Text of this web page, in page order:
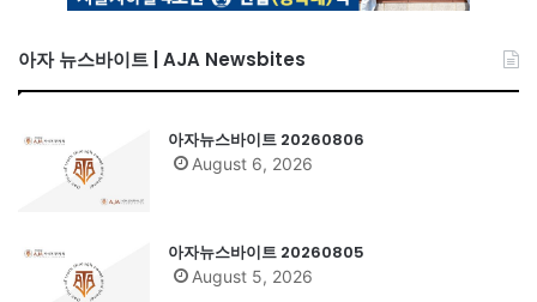
아자 뉴스바이트 | AJA Newsbites
아자뉴스바이트 20260806
August 6, 2026
아자뉴스바이트 20260805
August 5, 2026